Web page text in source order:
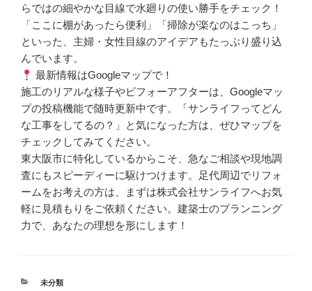
らではの細やかな目線で水廻りの使い勝手をチェック！
「ここに棚があったら便利」「掃除が楽なのはこっち」
といった、主婦・女性目線のアイデアもたっぷり盛り込
んでいます。
最新情報はGoogleマップで！
施工のリアルな様子やビフォーアフターは、Googleマッ
プの投稿機能で随時更新中です。「サンライフってどん
な工事をしてるの？」と気になった方は、ぜひマップを
チェックしてみてください。
東大阪市に特化しているからこそ、急なご相談や現地調
査にもスピーディーに駆けつけます。足代周辺でリフォ
ームをお考えの方は、まずは株式会社サンライフへお気
軽に見積もりをご依頼ください。建築士のプランニング
力で、あなたの理想を形にします！
カ
未分類